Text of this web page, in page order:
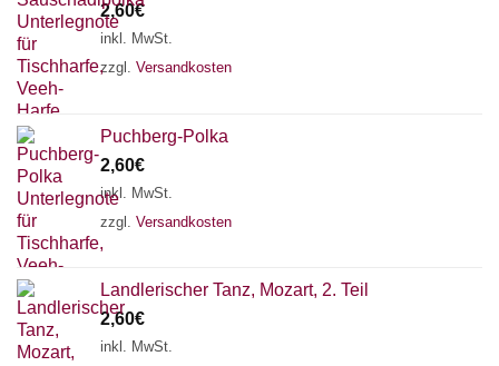
2,60€
inkl. MwSt.
zzgl. Versandkosten
Puchberg-Polka
2,60€
inkl. MwSt.
zzgl. Versandkosten
Landlerischer Tanz, Mozart, 2. Teil
2,60€
inkl. MwSt.